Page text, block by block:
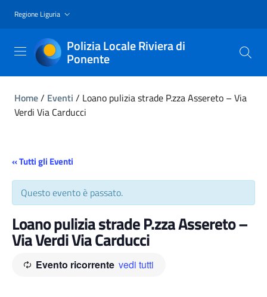
Regione Liguria
Polizia Locale Riviera di
Ponente
Home/ Eventi / Loano pulizia strade P.zza Assereto – Via
Verdi Via Carducci
« Tutti gli Eventi
Questo evento è passato.
Loano pulizia strade P.zza Assereto –
Via Verdi Via Carducci
Evento ricorrente vedi tutti